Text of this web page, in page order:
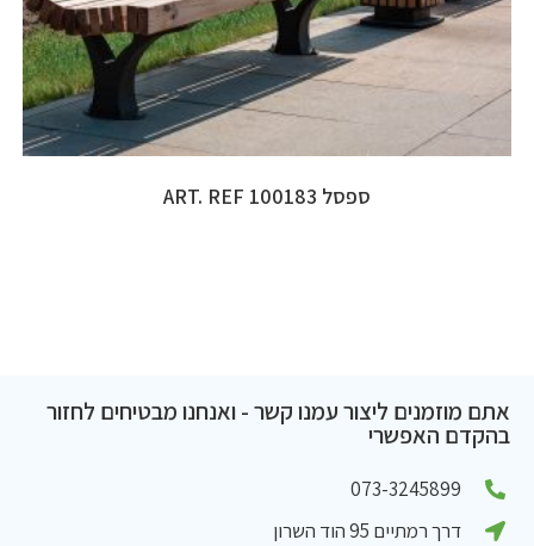
ספסל ART. REF 100183
אתם מוזמנים ליצור עמנו קשר - ואנחנו מבטיחים לחזור
בהקדם האפשרי
073-3245899
דרך רמתיים 95 הוד השרון